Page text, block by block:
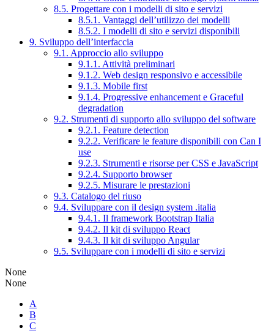
8.5. Progettare con i modelli di sito e servizi
8.5.1. Vantaggi dell’utilizzo dei modelli
8.5.2. I modelli di sito e servizi disponibili
9. Sviluppo dell’interfaccia
9.1. Approccio allo sviluppo
9.1.1. Attività preliminari
9.1.2. Web design responsivo e accessibile
9.1.3. Mobile first
9.1.4. Progressive enhancement e Graceful
degradation
9.2. Strumenti di supporto allo sviluppo del software
9.2.1. Feature detection
9.2.2. Verificare le feature disponibili con Can I
use
9.2.3. Strumenti e risorse per CSS e JavaScript
9.2.4. Supporto browser
9.2.5. Misurare le prestazioni
9.3. Catalogo del riuso
9.4. Sviluppare con il design system .italia
9.4.1. Il framework Bootstrap Italia
9.4.2. Il kit di sviluppo React
9.4.3. Il kit di sviluppo Angular
9.5. Sviluppare con i modelli di sito e servizi
None
None
A
B
C